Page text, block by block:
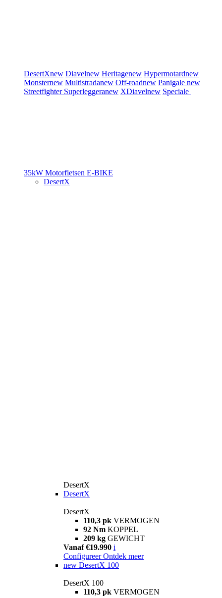
DesertXnew Diavelnew Heritagenew Hypermotardnew
Monsternew Multistradanew Off-roadnew Panigale new
Streetfighter Superleggeranew XDiavelnew Speciale
35kW Motorfietsen E-BIKE
DesertX
DesertX
DesertX
DesertX
110,3 pk VERMOGEN
92 Nm KOPPEL
209 kg GEWICHT
Vanaf €19.990 i
Configureer Ontdek meer
new DesertX 100
DesertX 100
110,3 pk VERMOGEN